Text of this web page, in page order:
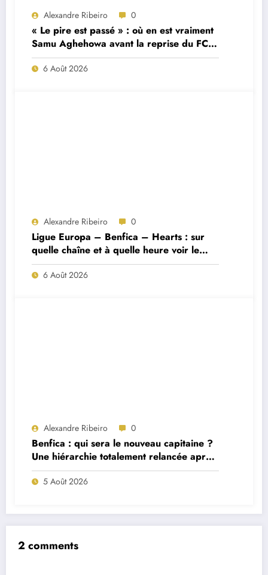
Alexandre Ribeiro 0
« Le pire est passé » : où en est vraiment
Samu Aghehowa avant la reprise du FC
Porto ?
6 Août 2026
Alexandre Ribeiro 0
Ligue Europa – Benfica – Hearts : sur
quelle chaîne et à quelle heure voir le
match ?
6 Août 2026
Alexandre Ribeiro 0
Benfica : qui sera le nouveau capitaine ?
Une hiérarchie totalement relancée après
deux départs majeurs
5 Août 2026
2 comments